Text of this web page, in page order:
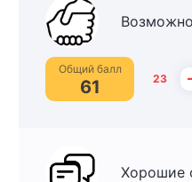
Общий балл
61 23
Хорошие